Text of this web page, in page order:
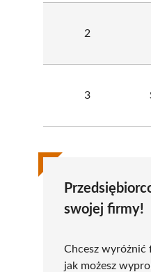
2
3
swojej firmy!
Chcesz wyróżnić
jak możesz